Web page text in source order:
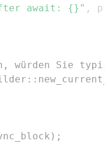
await: {}" ,
würden Sie